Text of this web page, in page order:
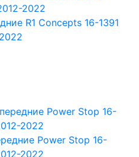
R1 Concepts 16-1391
Power Stop 16-
2022